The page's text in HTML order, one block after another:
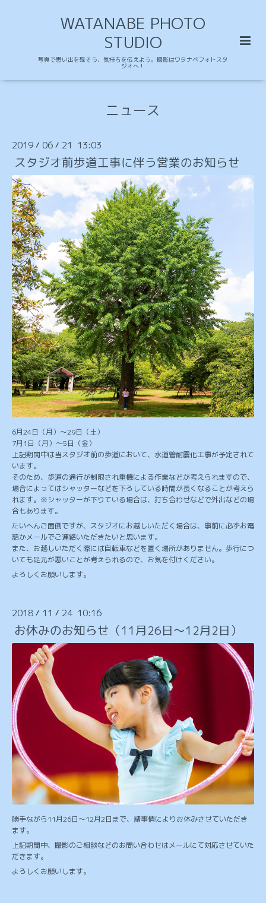
WATANABE PHOTO
STUDIO
写真で思い出を残そう、気持ちを伝えよう。撮影はワタナベフォトスタ
ジオへ！
ニュース
2019 / 06 / 21 13:03
スタジオ前歩道工事に伴う営業のお知らせ
6月24日（月）〜29日（土）
7月1日（月）〜5日（金）
上記期間中は当スタジオ前の歩道において、水道管耐震化工事が予定されて
います。
そのため、歩道の通行が制限され重機による作業などが考えられますので、
場合によってはシャッターなどを下ろしている時間が長くなることが考えら
れます。※シャッターが下りている場合は、打ち合わせなどで外出などの場
合もあります。
たいへんご面倒ですが、スタジオにお越しいただく場合は、事前に必ずお電
話かメールでご連絡いただきたいと思います。
また、お越しいただく際には自転車などを置く場所がありません。歩行につ
いても足元が悪いことが考えられるので、お気を付けください。
よろしくお願いします。
2018 / 11 / 24 10:16
お休みのお知らせ（11月26日〜12月2日）
勝手ながら11月26日〜12月2日まで、諸事情によりお休みさせていただき
ます。
上記期間中、撮影のご相談などのお問い合わせはメールにて対応させていた
だきます。
よろしくお願いします。